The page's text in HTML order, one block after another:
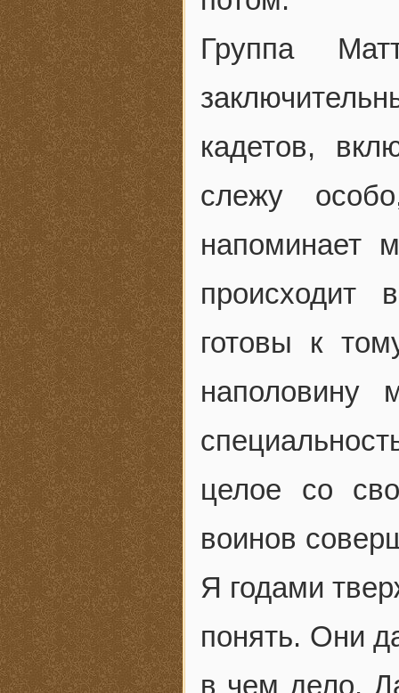
Группа
кадетов,
слежу
напоминает
происходит
готовы к
наполовину
целое со
воинов
Я годами
понять. Они
в чем дело.